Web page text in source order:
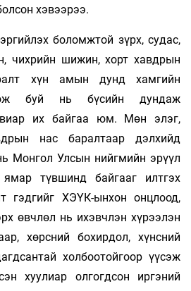
хэвээрээ.
боломжтой зүрх, судас,
чихрийн шижин, хорт хавдрын
хүн амын дунд хамгийн
буй нь бүсийн дундаж
их байгаа юм. Мөн элэг,
нас баралтаар дэлхийд
Монгол Улсын нийгмийн эрүүл
түвшинд байгааг илтгэх
гэдгийг ХЭҮК-ынхон онцлоод,
өвчлөл нь ихэвчлэн хүрээлэн
хөрсний бохирдол, хүнсний
холбоотойгоор үүсэж
хуулиар олгогдсон иргэний